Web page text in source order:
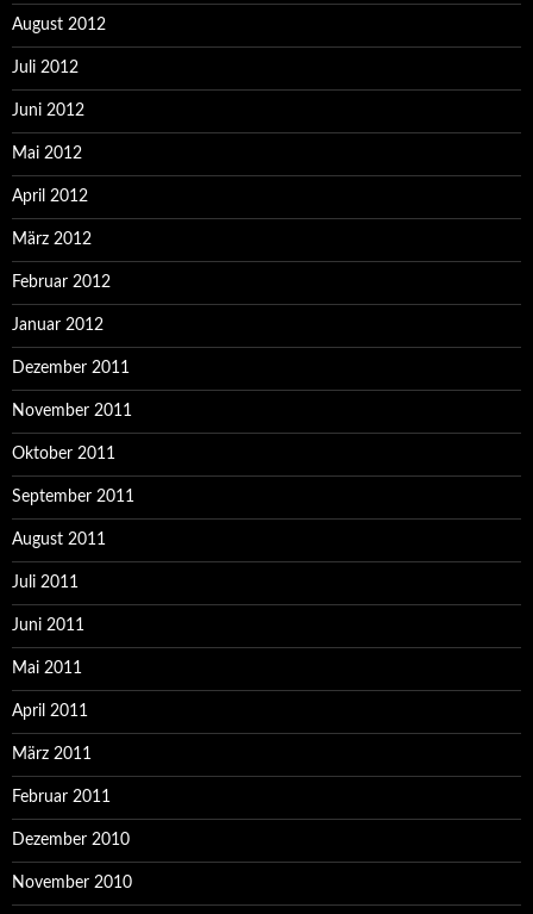
August 2012
Juli 2012
Juni 2012
Mai 2012
April 2012
März 2012
Februar 2012
Januar 2012
Dezember 2011
November 2011
Oktober 2011
September 2011
August 2011
Juli 2011
Juni 2011
Mai 2011
April 2011
März 2011
Februar 2011
Dezember 2010
November 2010